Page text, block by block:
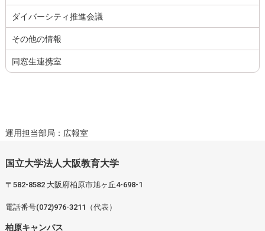
ダイバーシティ推進会議
その他の情報
同窓生連携室
運用担当部局：広報室
国立大学法人大阪教育大学
〒582-8582 大阪府柏原市旭ヶ丘4-698-1
電話番号(072)976-3211（代表）
柏原キャンパス